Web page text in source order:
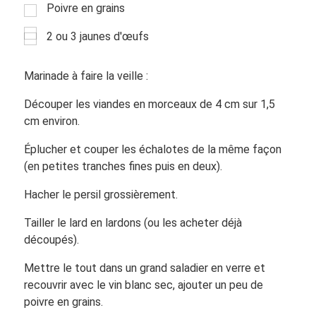
Poivre en grains
2 ou 3 jaunes d'œufs
Marinade à faire la veille :
Découper les viandes en morceaux de 4 cm sur 1,5
cm environ.
Éplucher et couper les échalotes de la même façon
(en petites tranches fines puis en deux).
Hacher le persil grossièrement.
Tailler le lard en lardons (ou les acheter déjà
découpés).
Mettre le tout dans un grand saladier en verre et
recouvrir avec le vin blanc sec, ajouter un peu de
poivre en grains.